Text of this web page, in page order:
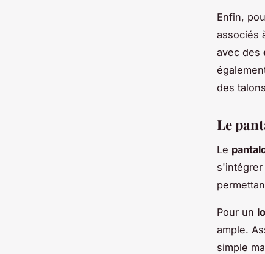
Enfin,
associés
avec des
des
Le
Le
s'intégrer
Pour un
ample.
simple